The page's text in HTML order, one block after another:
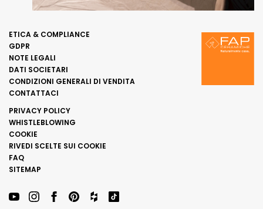
ETICA & COMPLIANCE
GDPR
NOTE LEGALI
DATI SOCIETARI
CONDIZIONI GENERALI DI VENDITA
CONTATTACI
PRIVACY POLICY
WHISTLEBLOWING
COOKIE
RIVEDI SCELTE SUI COOKIE
FAQ
SITEMAP